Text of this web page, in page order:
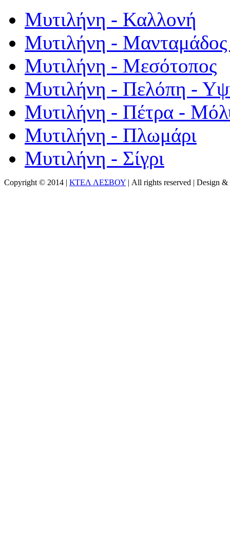
Μυτιλήνη - Καλλονή
Μυτιλήνη - Μανταμάδος
Μυτιλήνη - Μεσότοπος
Μυτιλήνη - Πελόπη -
Μυτιλήνη - Πέτρα -
Μυτιλήνη - Πλωμάρι
Μυτιλήνη - Σίγρι
Copyright © 2014 | ΚΤΕΛ ΛΕΣΒΟΥ | All rights reserved | Design &